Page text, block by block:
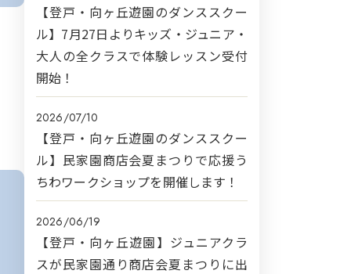
【登戸・向ヶ丘遊園のダンススクー
ル】7月27日よりキッズ・ジュニア・
大人の全クラスで体験レッスン受付
開始！
2026/07/10
【登戸・向ヶ丘遊園のダンススクー
ル】民家園商店会夏まつりで応援う
ちわワークショップを開催します！
2026/06/19
【登戸・向ヶ丘遊園】ジュニアクラ
スが民家園通り商店会夏まつりに出